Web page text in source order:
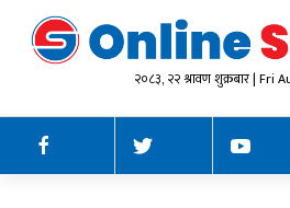
२०८३, २२ श्रावण शुक्रबार | Fri